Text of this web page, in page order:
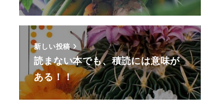
新しい投稿
読まない本でも、積読には意味が
ある！！